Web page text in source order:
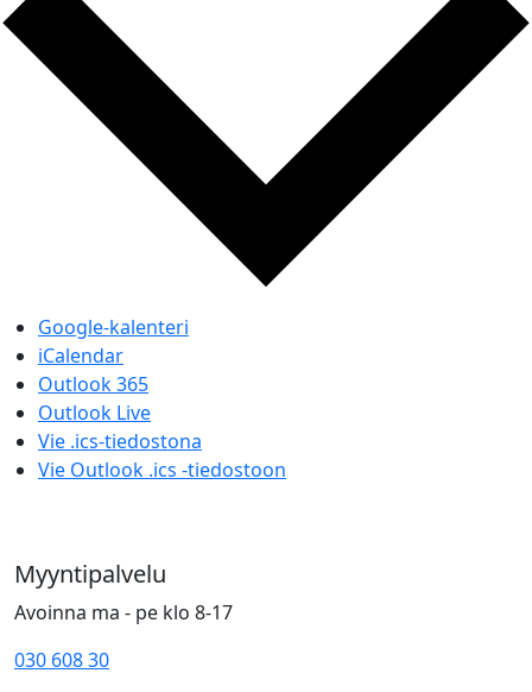
Google-kalenteri
iCalendar
Outlook 365
Outlook Live
Vie .ics-tiedostona
Vie Outlook .ics -tiedostoon
Myyntipalvelu
Avoinna ma - pe klo 8-17
030 608 30